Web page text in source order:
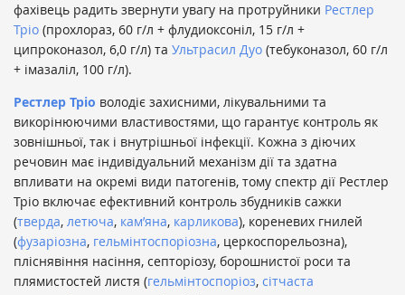
фахівець радить звернути увагу на протруйники Рестлер
Тріо (прохлораз, 60 г/л + флудиоксоніл, 15 г/л +
ципроконазол, 6,0 г/л) та Ультрасил Дуо (тебуконазол, 60 г/л
+ імазаліл, 100 г/л).
Рестлер Тріо володіє захисними, лікувальними та
викорінюючими властивостями, що гарантує контроль як
зовнішньої, так і внутрішньої інфекції. Кожна з діючих
речовин має індивідуальний механізм дії та здатна
впливати на окремі види патогенів, тому спектр дії Рестлер
Тріо включає ефективний контроль збудників сажки
(тверда, летюча, кам’яна, карликова), кореневих гнилей
(фузаріозна, гельмінтоспоріозна, церкоспорельозна),
пліснявіння насіння, септоріозу, борошнистої роси та
плямистостей листя (гельмінтоспоріоз, сітчаста